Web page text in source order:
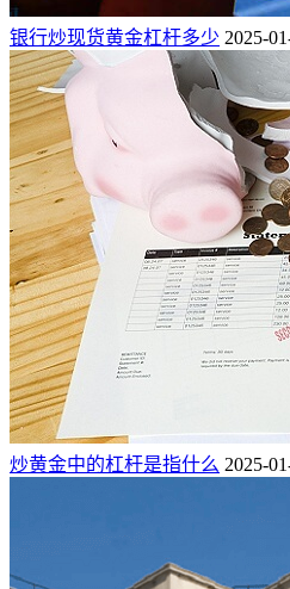
银行炒现货黄金杠杆多少 2025-
炒黄金中的杠杆是指什么 2025-